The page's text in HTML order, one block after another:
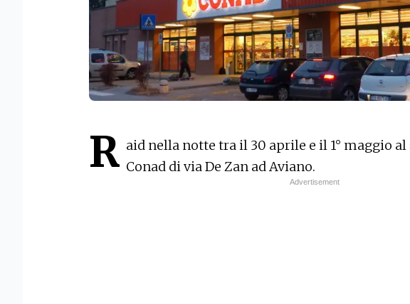
R aid nella notte tra il 30 aprile e il 1° maggio
Conad di via De Zan ad Aviano.